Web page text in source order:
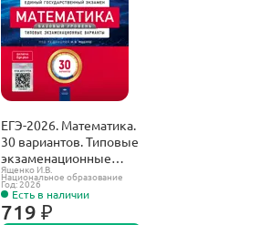
ЕГЭ-2026. Математика.
30 вариантов. Типовые
экзаменационные
варианты. ФИПИ.
Базовый.
Ященко И.В.
Национальное образование
Год: 2026
Есть в наличии
719 ₽